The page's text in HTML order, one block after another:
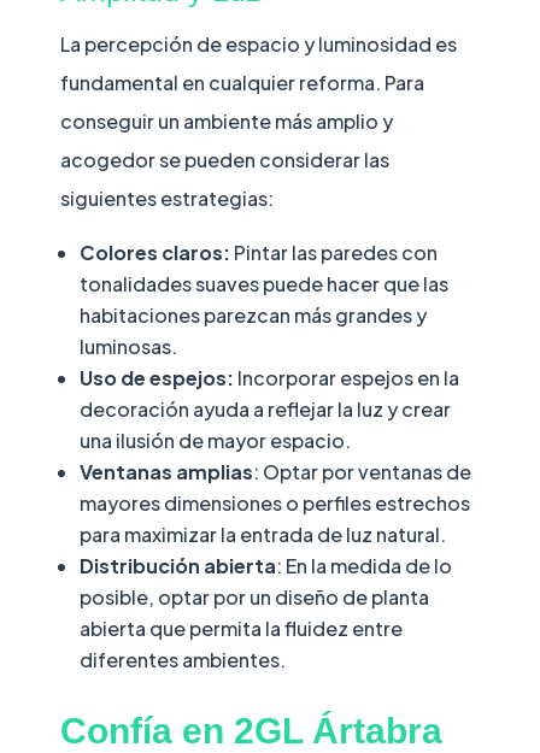
La percepción de espacio y luminosidad es
fundamental en cualquier reforma. Para
conseguir un ambiente más amplio y
acogedor se pueden considerar las
siguientes estrategias:
Colores claros: Pintar las paredes con
tonalidades suaves puede hacer que las
habitaciones parezcan más grandes y
luminosas.
Uso de espejos: Incorporar espejos en la
decoración ayuda a reflejar la luz y crear
una ilusión de mayor espacio.
Ventanas amplias: Optar por ventanas de
mayores dimensiones o perfiles estrechos
para maximizar la entrada de luz natural.
Distribución abierta: En la medida de lo
posible, optar por un diseño de planta
abierta que permita la fluidez entre
diferentes ambientes.
Confía en 2GL Ártabra